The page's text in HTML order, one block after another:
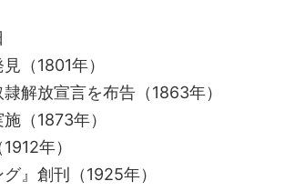
（1801年）
解放宣言を布告（1863年）
（1873年）
年）
』創刊（1925年）